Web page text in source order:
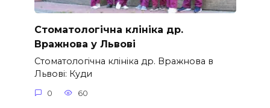
Стоматологічна клініка др.
Вражнова у Львові
Стоматологічна клініка др. Вражнова в
Львові: Куди
0 60